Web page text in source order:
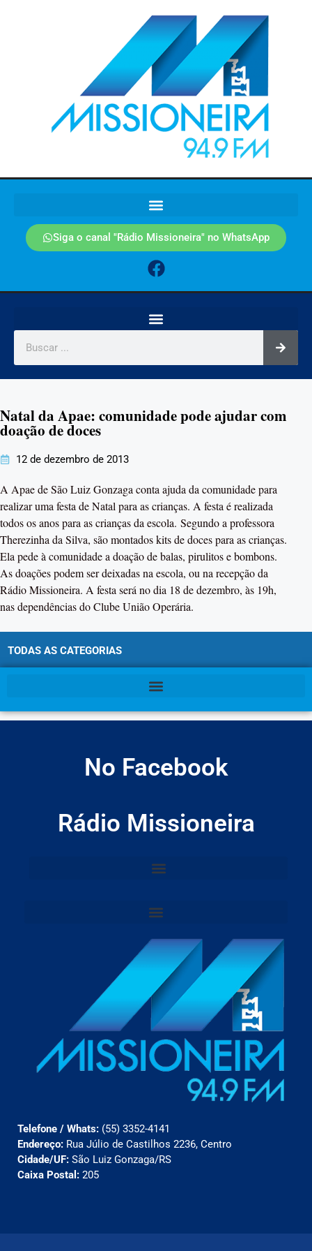
Siga o canal "Rádio Missioneira" no WhatsApp
Natal da Apae: comunidade pode ajudar com
doação de doces
12 de dezembro de 2013
A Apae de São Luiz Gonzaga conta ajuda da comunidade para
realizar uma festa de Natal para as crianças. A festa é realizada
todos os anos para as crianças da escola. Segundo a professora
Therezinha da Silva, são montados kits de doces para as crianças.
Ela pede à comunidade a doação de balas, pirulitos e bombons.
As doações podem ser deixadas na escola, ou na recepção da
Rádio Missioneira. A festa será no dia 18 de dezembro, às 19h,
nas dependências do Clube União Operária.
TODAS AS CATEGORIAS
No Facebook
Rádio Missioneira
Telefone / Whats: (55) 3352-4141
Endereço: Rua Júlio de Castilhos 2236, Centro
Cidade/UF: São Luiz Gonzaga/RS
Caixa Postal: 205